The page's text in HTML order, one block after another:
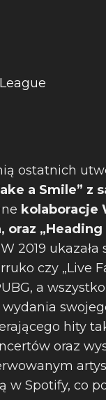
ostatnich
a Smile” z
kolaboracje
oraz „Heading
W 2019
czy „Live
a
wydania
hity
oraz
Spotify, co